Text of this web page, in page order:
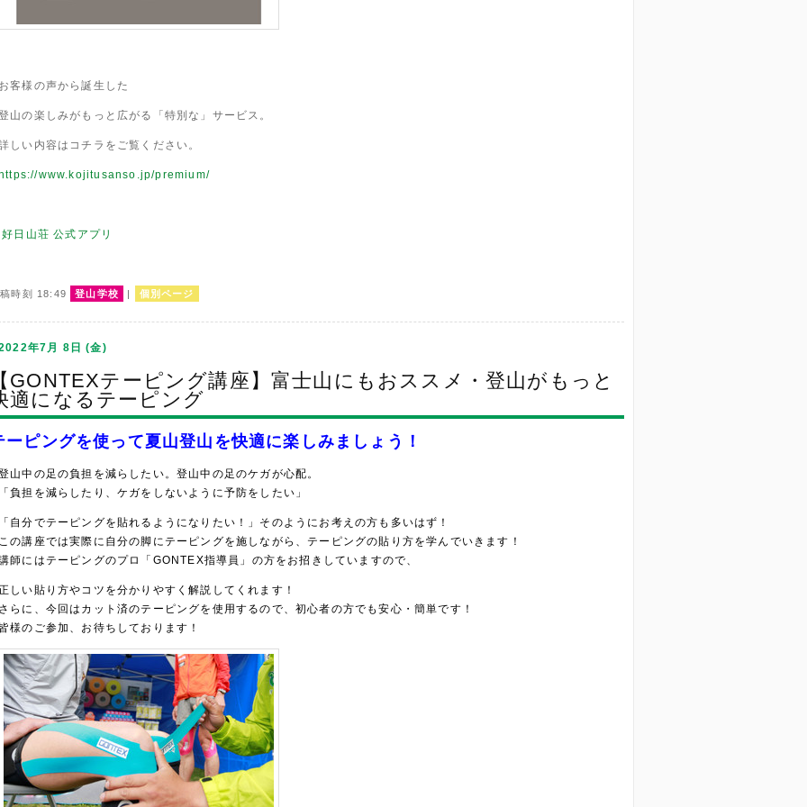
客様の声から誕生した
山の楽しみがもっと広がる「特別な」サービス。
しい内容はコチラをご覧ください。
www.kojitusanso.jp/premium/
好日山荘 公式アプリ
時刻 18:49 登山学校 個別ページ
年7月 8日 (金)
GONTEXテーピング講座】富士山にもおススメ・登山がもっと
適になるテーピング
ーピングを使って夏山登山を快適に楽しみましょう！
山中の足の負担を減らしたい。登山中の足のケガが心配。
負担を減らしたり、ケガをしないように予防をしたい」
自分でテーピングを貼れるようになりたい！」そのようにお考えの方も多いはず！
の講座では実際に自分の脚にテーピングを施しながら、テーピングの貼り方を学んでいきます！
師にはテーピングのプロ「GONTEX指導員」の方をお招きしていますので、
しい貼り方やコツを分かりやすく解説してくれます！
らに、今回はカット済のテーピングを使用するので、初心者の方でも安心・簡単です！
様のご参加、お待ちしております！